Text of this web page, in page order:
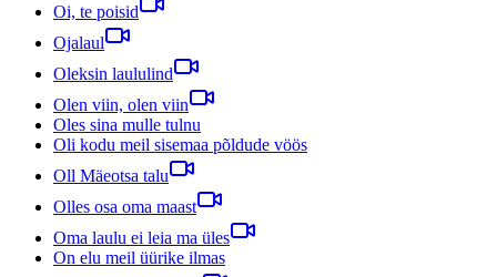
Oi, te poisid
Ojalaul
Oleksin laululind
Olen viin, olen viin
Oles sina mulle tulnu
Oli kodu meil sisemaa põldude vöös
Oll Mäeotsa talu
Olles osa oma maast
Oma laulu ei leia ma üles
On elu meil üürike ilmas